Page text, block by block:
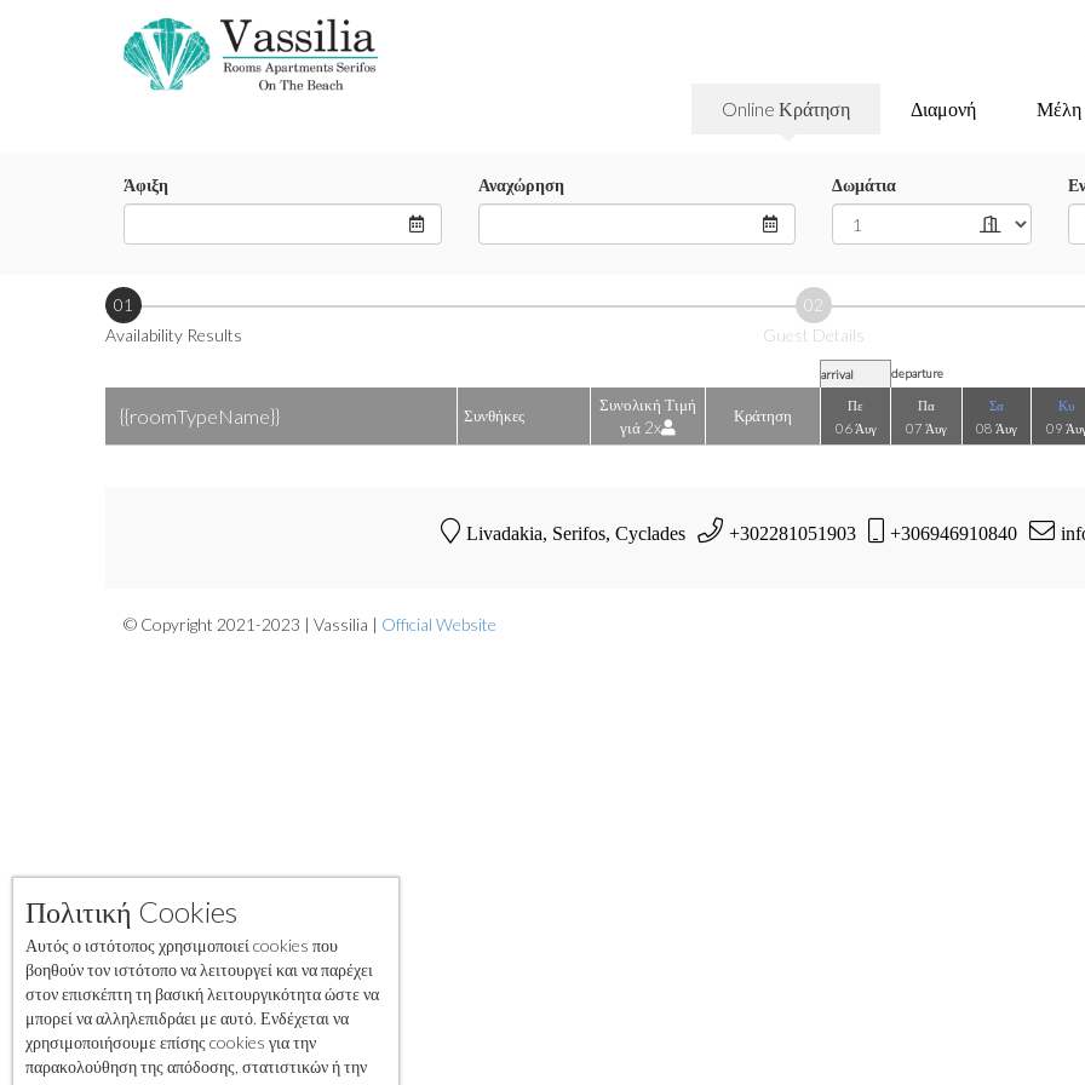
Online Κράτηση Διαμονή Μέλη
Άφιξη Αναχώρηση Δωμάτια
01
Availability Results
02
Guest Details
arrival departure
{{roomTypeName}} Συνθήκες
Συνολική Τιμή
γιά 2x
Κράτηση
Πε
06 Άυγ
Πα
07 Άυγ
Σα
08 Άυγ
Κυ
09
Livadakia, Serifos, Cyclades +302281051903 +306946910840
© Copyright 2021-2023 | Vassilia | Official Website
Πολιτική Cookies
Αυτός ο ιστότοπος χρησιμοποιεί cookies που
βοηθούν τον ιστότοπο να λειτουργεί και να παρέχει
στον επισκέπτη τη βασική λειτουργικότητα ώστε να
μπορεί να αλληλεπιδράει με αυτό. Ενδέχεται να
χρησιμοποιήσουμε επίσης cookies για την
παρακολούθηση της απόδοσης, στατιστικών ή την